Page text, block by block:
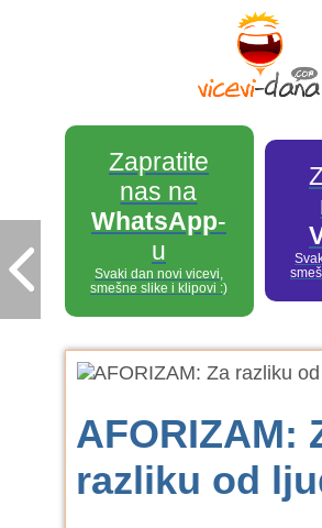
Zapratite
nas na
WhatsApp-
u
Svaki dan novi vicevi,
smešne slike i klipovi :)
AFORIZAM:
razliku od